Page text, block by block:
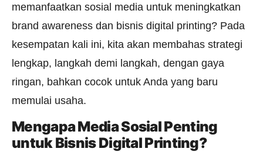
memanfaatkan sosial media untuk meningkatkan
brand awareness dan bisnis digital printing? Pada
kesempatan kali ini, kita akan membahas strategi
lengkap, langkah demi langkah, dengan gaya
ringan, bahkan cocok untuk Anda yang baru
memulai usaha.
Mengapa Media Sosial Penting
untuk Bisnis Digital Printing?